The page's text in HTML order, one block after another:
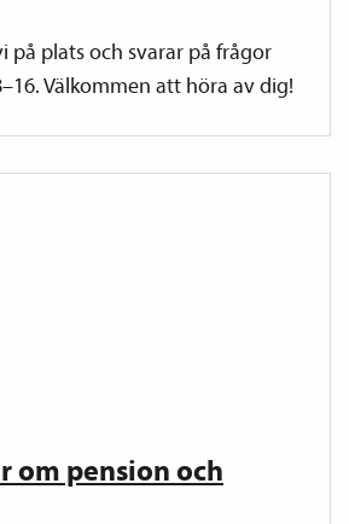
på plats och svarar på frågor
Välkommen att höra av dig!
om pension och